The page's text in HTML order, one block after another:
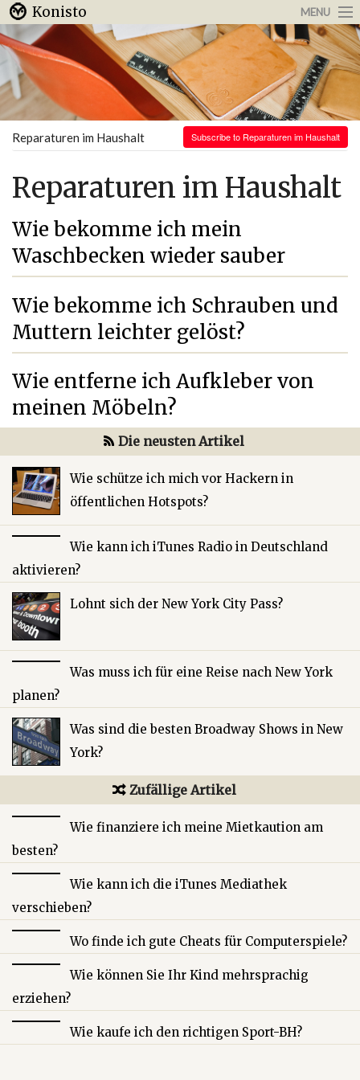
Konisto MENU
Arbeit & Karriere
Internet
Urlaub & Reisen
Reparaturen im Haushalt Subscribe to Reparaturen im Haushalt
Reparaturen im Haushalt
Wie bekomme ich mein
Waschbecken wieder sauber
Wie bekomme ich Schrauben und
Muttern leichter gelöst?
Wie entferne ich Aufkleber von
meinen Möbeln?
Die neusten Artikel
Wie schütze ich mich vor Hackern in
öffentlichen Hotspots?
Wie kann ich iTunes Radio in Deutschland
aktivieren?
Lohnt sich der New York City Pass?
Was muss ich für eine Reise nach New York
planen?
Was sind die besten Broadway Shows in New
York?
Zufällige Artikel
Wie finanziere ich meine Mietkaution am
besten?
Wie kann ich die iTunes Mediathek
verschieben?
Wo finde ich gute Cheats für Computerspiele?
Wie können Sie Ihr Kind mehrsprachig
erziehen?
Wie kaufe ich den richtigen Sport-BH?